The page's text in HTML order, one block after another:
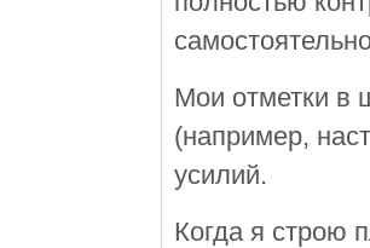
Мои отметки в
(например,
усилий.
Когда я строю